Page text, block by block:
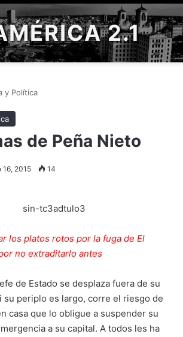
2.1
y Política
de Peña Nieto
16, 2015 14
los platos rotos por la fuga de El
no extraditarlo antes
de Estado se desplaza fuera de su
su periplo es largo, corre el riesgo de
casa que lo obligue a suspender su
a su capital. A todos les ha